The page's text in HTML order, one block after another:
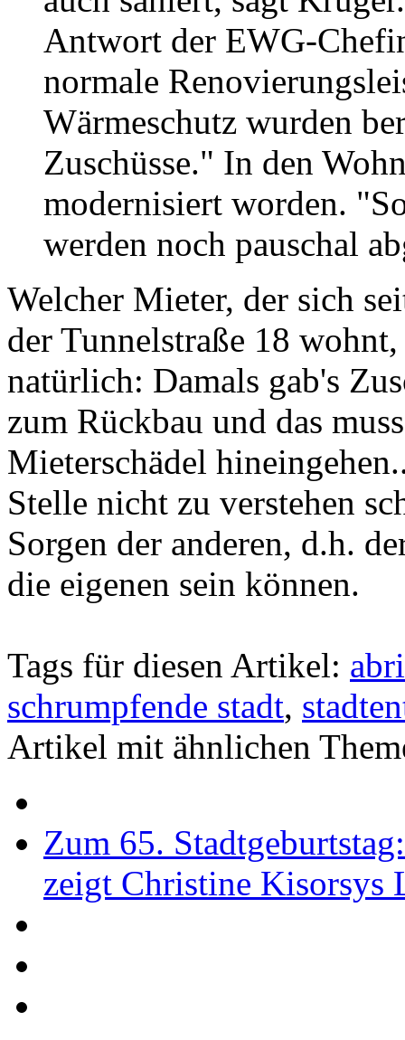
Antwort der EWG-
normale
Wärmeschutz wurden
Zuschüsse." In den
modernisiert worden.
werden noch pauschal
Welcher Mieter, der sich
der Tunnelstraße 18
natürlich: Damals gab's
zum Rückbau und das
Mieterschädel
Stelle nicht zu verstehen
Sorgen der anderen, d.h.
die eigenen sein können.
Tags für diesen Artikel:
schrumpfende stadt,
Artikel mit ähnlichen
Zum 65.
zeigt Christine Kisorsys